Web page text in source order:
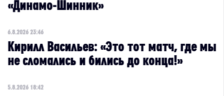
«Динамо-Шинник»
6.8.2026 23:46
Кирилл Васильев: «Это тот матч, где мы
не сломались и бились до конца!»
5.8.2026 18:42